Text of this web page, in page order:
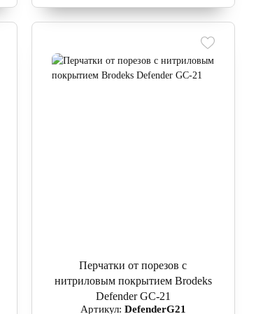
Перчатки от порезов с
нитриловым покрытием Brodeks
Defender GС-21
Артикул: DefenderG21